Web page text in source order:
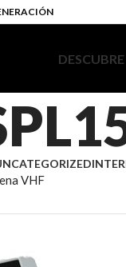
DESCUBRE
VHF